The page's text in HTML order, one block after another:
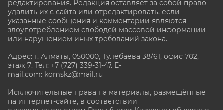
редактирования. Редакция оставляет за собой право
удалить их с сайта или отредактировать, если
указанные сообщения и комментарии являются
злоупотреблением свободой массовой информации
или нарушением иных требований закона.
Адрес: г. Алматы, 050000, Тулебаева 38/61, офис 702,
этаж 7. Тел: +7 (727) 339-31-47. E-
mail.com: komskz@mail.ru
Исключительные права на материалы, размещённые
на интернет-сайте, в соответствии